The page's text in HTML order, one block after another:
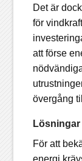
Det är
för
att förse
övergång
För att
energi